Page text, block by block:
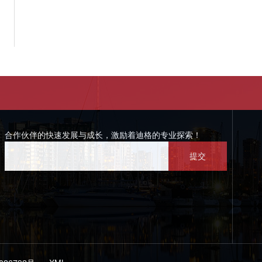
合作伙伴的快速发展与成长，激励着迪格的专业探索！